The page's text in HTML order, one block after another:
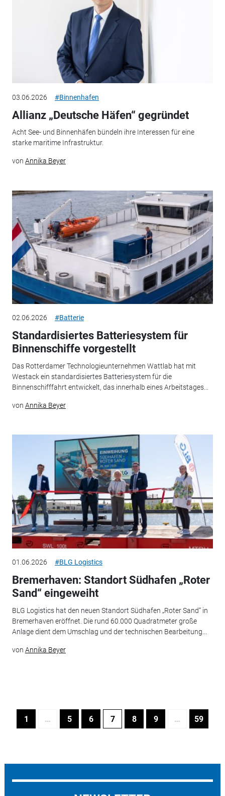
03.06.2026 #Binnenhafen
Allianz „Deutsche Häfen“ gegründet
Acht See- und Binnenhäfen bündeln ihre Interessen für eine
starke maritime Infrastruktur.
von Annika Beyer
02.06.2026 #Batterie
Standardisiertes Batteriesystem für
Binnenschiffe vorgestellt
Das Rotterdamer Technologieunternehmen Wattlab hat mit
Westack ein standardisiertes Batteriesystem für die
Binnenschifffahrt entwickelt, das innerhalb eines Arbeitstages...
von Annika Beyer
01.06.2026 #BLG Logistics
Bremerhaven: Standort Südhafen „Roter
Sand“ eingeweiht
BLG Logistics hat den neuen Standort Südhafen „Roter Sand“ in
Bremerhaven eröffnet. Die rund 60.000 Quadratmeter große
Anlage dient dem Umschlag und der technischen Bearbeitung...
von Annika Beyer
1 … 5 6 7 8 9 … 59